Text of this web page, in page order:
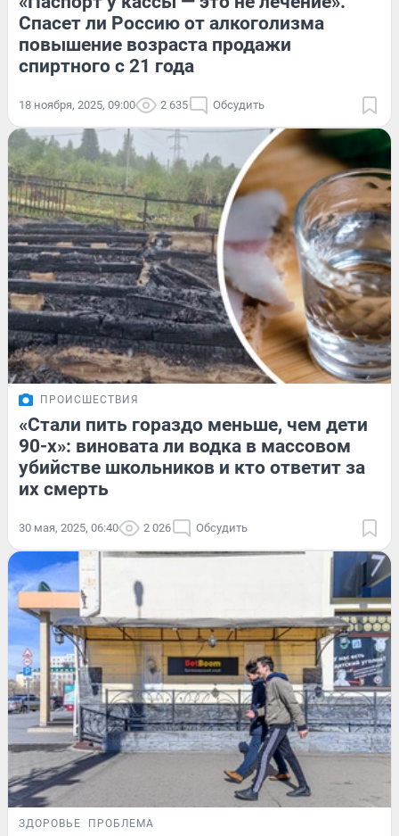
Спасет ли Россию от алкоголизма
повышение возраста продажи
спиртного с 21 года
18 ноября, 2025, 09:00 2 635 Обсудить
ПРОИСШЕСТВИЯ
«Стали пить гораздо меньше, чем дети
90-х»: виновата ли водка в массовом
убийстве школьников и кто ответит за
их смерть
30 мая, 2025, 06:40 2 026 Обсудить
ЗДОРОВЬЕ ПРОБЛЕМА